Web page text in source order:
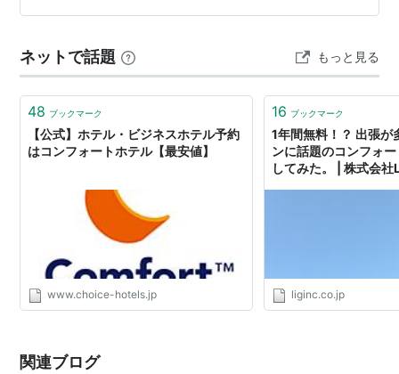
ペーン hb.afl.rakuten.co…
ネットで話題 もっと見る
48 ブックマーク
【公式】ホテル・ビジネスホテル予約
はコンフォートホテル【最安値】
www.choice-hotels.jp
16 ブックマーク
1年間無料！？ 出張が
ンに話題のコンフォ
してみた。 | 株式会
liginc.co.jp
関連ブログ